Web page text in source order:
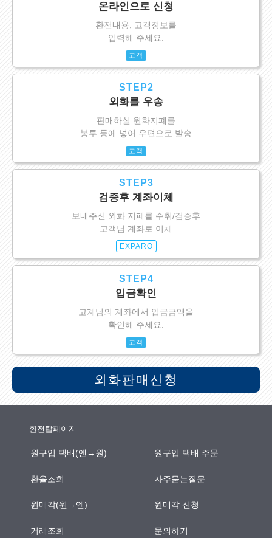
온라인으로 신청
환전내용, 고객정보를
입력해 주세요.
고객
STEP2
외화를 우송
판매하실 원화지폐를
봉투 등에 넣어 우편으로 발송
고객
STEP3
검증후 계좌이체
보내주신 외화 지페를 수취/검증후
고객님 계좌로 이체
EXPARO
STEP4
입금확인
고계님의 계좌에서 입금금액을
확인해 주세요.
고객
외화판매신청
환전탑페이지
원구입 택배(엔→원) 원구입 택배 주문
환율조회 자주묻는질문
원매각(원→엔) 원매각 신청
거래조회 문의하기